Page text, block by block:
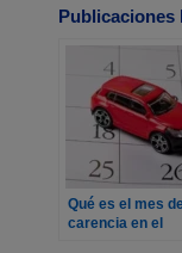
Publicaciones
Qué es el mes
carencia en el